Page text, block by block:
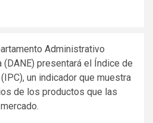
Administrativo
presentará el Índice de
un indicador que muestra
de los productos que las